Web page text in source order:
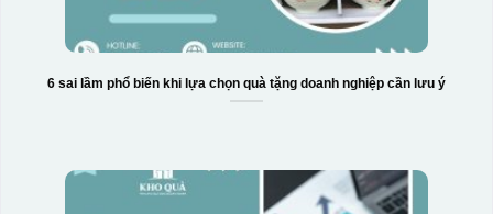
6 sai lầm phổ biến khi lựa chọn quà tặng doanh nghiệp cần lưu ý